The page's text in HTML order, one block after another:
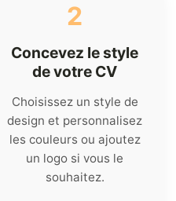
2
Concevez le style
de votre CV
Choisissez un style de
design et personnalisez
les couleurs ou ajoutez
un logo si vous le
souhaitez.